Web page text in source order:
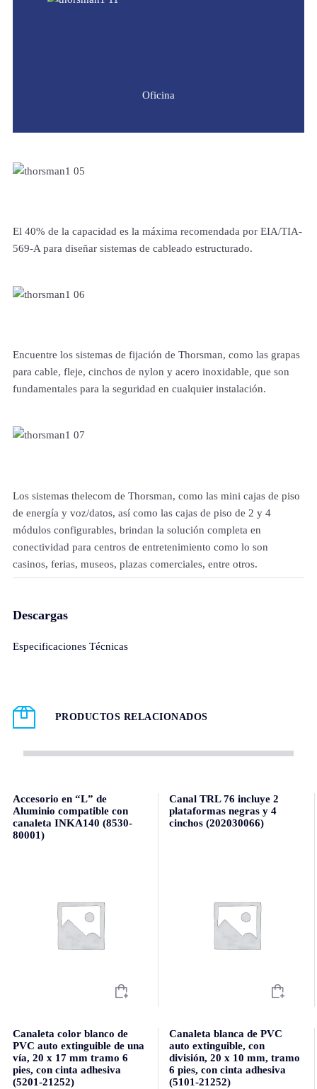
Oficina
El 40% de la capacidad es la máxima recomendada por EIA/TIA-
569-A para diseñar sistemas de cableado estructurado.
Encuentre los sistemas de fijación de Thorsman, como las grapas
para cable, fleje, cinchos de nylon y acero inoxidable, que son
fundamentales para la seguridad en cualquier instalación.
Los sistemas thelecom de Thorsman, como las mini cajas de piso
de energía y voz/datos, así como las cajas de piso de 2 y 4
módulos configurables, brindan la solución completa en
conectividad para centros de entretenimiento como lo son
casinos, ferias, museos, plazas comerciales, entre otros.
Descargas
Especificaciones Técnicas
PRODUCTOS RELACIONADOS
Accesorio en “L” de
Aluminio compatible con
canaleta INKA140 (8530-
80001)
Canal TRL 76 incluye 2
plataformas negras y 4
cinchos (202030066)
Canaleta color blanco de
PVC auto extinguible de una
vía, 20 x 17 mm tramo 6
pies, con cinta adhesiva
(5201-21252)
Canaleta blanca de PVC
auto extinguible, con
división, 20 x 10 mm, tramo
6 pies, con cinta adhesiva
(5101-21252)